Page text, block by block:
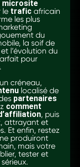
microsite
le trafic africain
les plus
du
la soif de
l’évolution du
pour
créneau,
localisé de
partenaires
comment
, puis
attrayant et
Et enfin, restez
produiront
mais votre
tester et